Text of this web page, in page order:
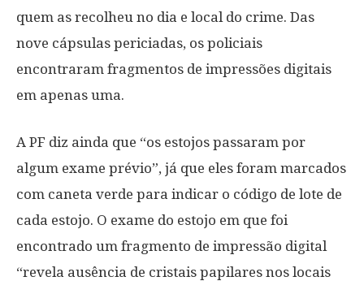
quem as recolheu no dia e local do crime. Das
nove cápsulas periciadas, os policiais
encontraram fragmentos de impressões digitais
em apenas uma.
A PF diz ainda que “os estojos passaram por
algum exame prévio”, já que eles foram marcados
com caneta verde para indicar o código de lote de
cada estojo. O exame do estojo em que foi
encontrado um fragmento de impressão digital
“revela ausência de cristais papilares nos locais